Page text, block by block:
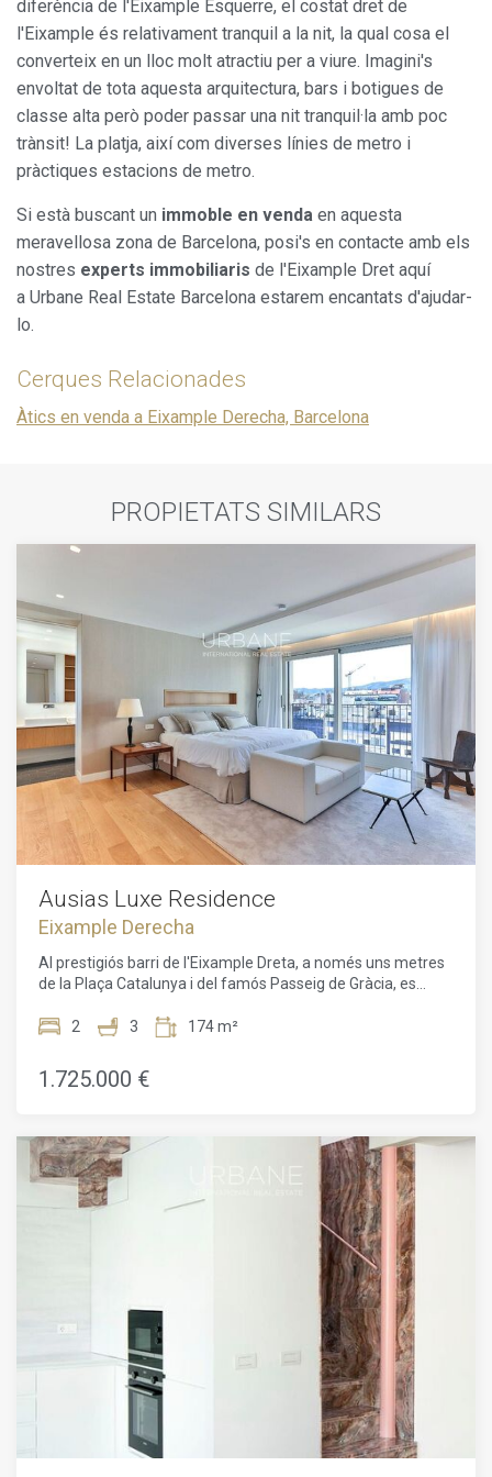
diferència de l'Eixample Esquerre, el costat dret de
l'Eixample és relativament tranquil a la nit, la qual cosa el
converteix en un lloc molt atractiu per a viure. Imagini's
envoltat de tota aquesta arquitectura, bars i botigues de
classe alta però poder passar una nit tranquil·la amb poc
trànsit! La platja, així com diverses línies de metro i
pràctiques estacions de metro.
Si està buscant un immoble en venda en aquesta
meravellosa zona de Barcelona, posi's en contacte amb els
nostres experts immobiliaris de l'Eixample Dret aquí
a Urbane Real Estate Barcelona estarem encantats d'ajudar-
lo.
Cerques Relacionades
Àtics en venda a Eixample Derecha, Barcelona
PROPIETATS SIMILARS
Ausias Luxe Residence
Eixample Derecha
Al prestigiós barri de l'Eixample Dreta, a només uns metres
de la Plaça Catalunya i del famós Passeig de Gràcia, es
exclusiva d'habitatges d'alt standing situada en un edifici
bellament restaurat, oferint una fusió perfecta entre
l'arquitectura clàssica i uns interiors exquisidament
restaurant mediterrani saludable a la planta baixa. El
projecte té com a objectiu oferir un confort màxim al cor de
Barcelona, amb serveis de luxe com un xofer, seguretat
reforçada, consergeria multilingüe disponible les 24 hores,
lloguer de bicicletes, cabines de massatge i un majordom
virtual que respon de manera instantània a qualsevol
petició.Els habitatges oscil·len entre 65 m² i 232 m², amb
configuracions d'1 a 3 habitacions, algunes amb terrasses o
balcons. La joia d'aquesta residència és, sens dubte, l'àtic de
la sisena planta, amb una espectacular terrassa privada que
ofereix vistes panoràmiques. Els apartaments, dissenyats
pel prestigiós despatx Daar Architects, es distingeixen per
un disseny innovador i tecnologia d'avantguarda, garantint
un confort de vida incomparable.Un autèntic refugi de luxe
al cor de Barcelona, que representa una oportunitat
d'inversió excepcional per a aquells que busquen una
2 3 174 m²
1.725.000 €